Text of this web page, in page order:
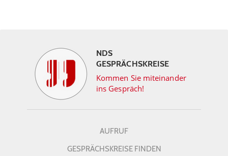
NDS
GESPRÄCHSKREISE
Kommen Sie miteinander
ins Gespräch!
AUFRUF
GESPRÄCHSKREISE FINDEN